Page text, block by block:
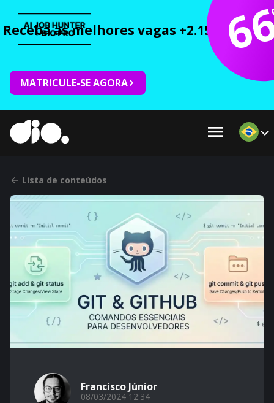
Receba as melhores vagas +2.150 cursos
MATRICULE-SE AGORA
Lista de conteúdos
Francisco Júnior
08/03/2024 12:34